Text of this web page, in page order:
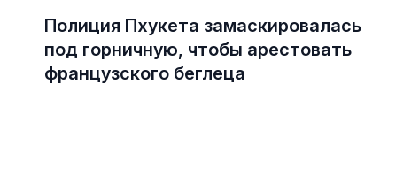
Полиция Пхукета замаскировалась
под горничную, чтобы арестовать
французского беглеца